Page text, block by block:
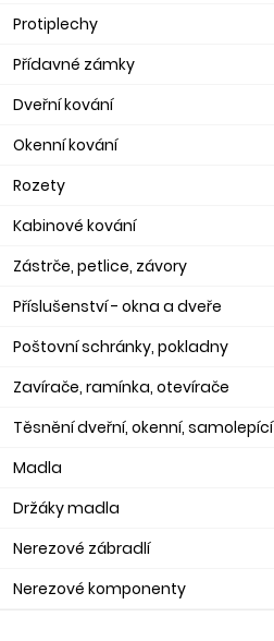
Protiplechy
Přídavné zámky
Dveřní kování
Okenní kování
Rozety
Kabinové kování
Zástrče, petlice, závory
Příslušenství - okna a dveře
Poštovní schránky, pokladny
Zavírače, ramínka, otevírače
Těsnění dveřní, okenní, samolepící
Madla
Držáky madla
Nerezové zábradlí
Nerezové komponenty